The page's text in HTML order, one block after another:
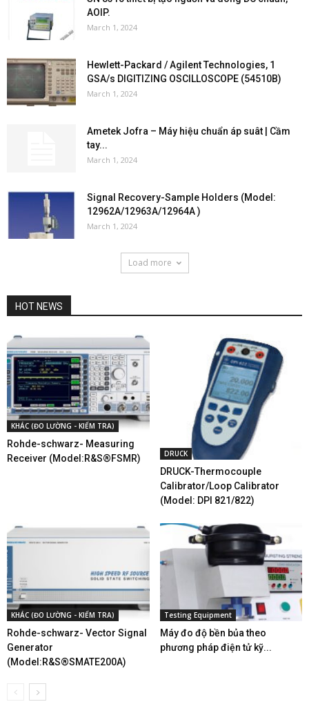
AOIP.
March 1, 2024
Hewlett-Packard / Agilent Technologies, 1
GSA/s DIGITIZING OSCILLOSCOPE (54510B)
March 1, 2024
Ametek Jofra – Máy hiệu chuẩn áp suât | Cầm
tay...
March 1, 2024
Signal Recovery-Sample Holders (Model:
12962A/12963A/12964A )
March 1, 2024
Load more
HOT NEWS
KHÁC (ĐO LƯỜNG - KIỂM TRA)
Rohde-schwarz- Measuring
Receiver (Model:R&S®FSMR)
DRUCK
DRUCK-Thermocouple
Calibrator/Loop Calibrator
(Model: DPI 821/822)
KHÁC (ĐO LƯỜNG - KIỂM TRA)
Rohde-schwarz- Vector Signal
Generator
(Model:R&S®SMATE200A)
Testing Equipment
Máy đo độ bền bủa theo
phương pháp điện tử kỹ...